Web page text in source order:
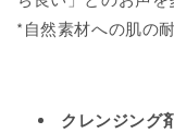
*自然素材への肌の
クレンジング